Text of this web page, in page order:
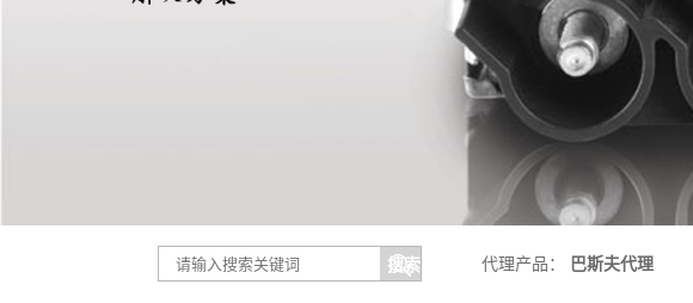
代理产品： 巴斯夫代理